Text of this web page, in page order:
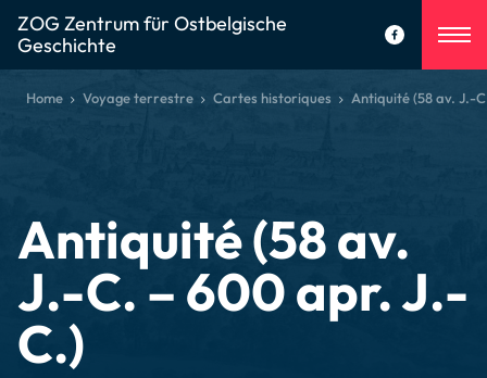
ZOG Zentrum für Ostbelgische
Geschichte
Home Voyage terrestre Cartes historiques Antiquité (58 av. J.-
Antiquité (58 av.
J.-C. – 600 apr. J.-
C.)